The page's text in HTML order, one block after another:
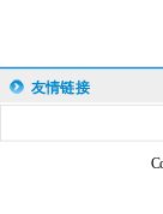
友情链接